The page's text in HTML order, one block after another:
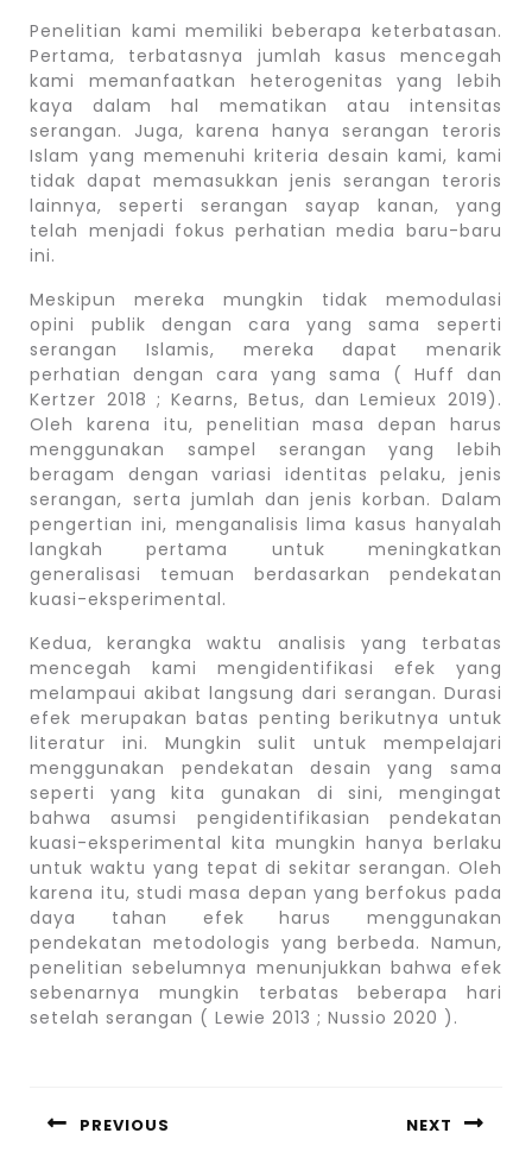
Penelitian kami memiliki beberapa keterbatasan.
Pertama, terbatasnya jumlah kasus mencegah
kami memanfaatkan heterogenitas yang lebih
kaya dalam hal mematikan atau intensitas
serangan. Juga, karena hanya serangan teroris
Islam yang memenuhi kriteria desain kami, kami
tidak dapat memasukkan jenis serangan teroris
lainnya, seperti serangan sayap kanan, yang
telah menjadi fokus perhatian media baru-baru
ini.
Meskipun mereka mungkin tidak memodulasi
opini publik dengan cara yang sama seperti
serangan Islamis, mereka dapat menarik
perhatian dengan cara yang sama ( Huff dan
Kertzer 2018 ; Kearns, Betus, dan Lemieux 2019).
Oleh karena itu, penelitian masa depan harus
menggunakan sampel serangan yang lebih
beragam dengan variasi identitas pelaku, jenis
serangan, serta jumlah dan jenis korban. Dalam
pengertian ini, menganalisis lima kasus hanyalah
langkah pertama untuk meningkatkan
generalisasi temuan berdasarkan pendekatan
kuasi-eksperimental.
Kedua, kerangka waktu analisis yang terbatas
mencegah kami mengidentifikasi efek yang
melampaui akibat langsung dari serangan. Durasi
efek merupakan batas penting berikutnya untuk
literatur ini. Mungkin sulit untuk mempelajari
menggunakan pendekatan desain yang sama
seperti yang kita gunakan di sini, mengingat
bahwa asumsi pengidentifikasian pendekatan
kuasi-eksperimental kita mungkin hanya berlaku
untuk waktu yang tepat di sekitar serangan. Oleh
karena itu, studi masa depan yang berfokus pada
daya tahan efek harus menggunakan
pendekatan metodologis yang berbeda. Namun,
penelitian sebelumnya menunjukkan bahwa efek
sebenarnya mungkin terbatas beberapa hari
setelah serangan ( Lewie 2013 ; Nussio 2020 ).
PREVIOUS NEXT